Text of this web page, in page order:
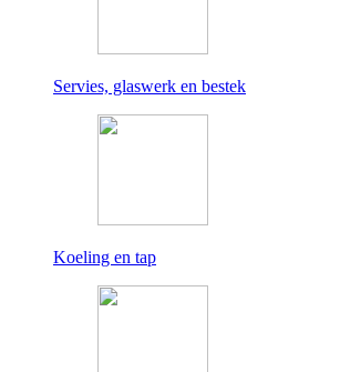
Servies, glaswerk en bestek
Koeling en tap